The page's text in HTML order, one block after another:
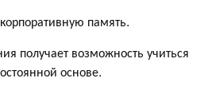
память.
получает возможность учиться
основе.